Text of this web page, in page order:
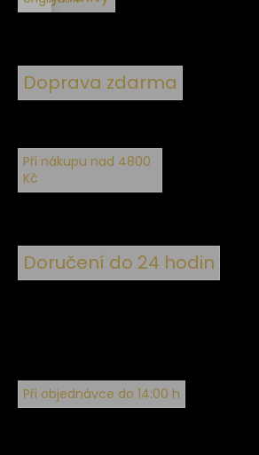
Doprava zdarma
Při nákupu nad 4800
Kč
Doručení do 24 hodin
Při objednávce do 14:00 h